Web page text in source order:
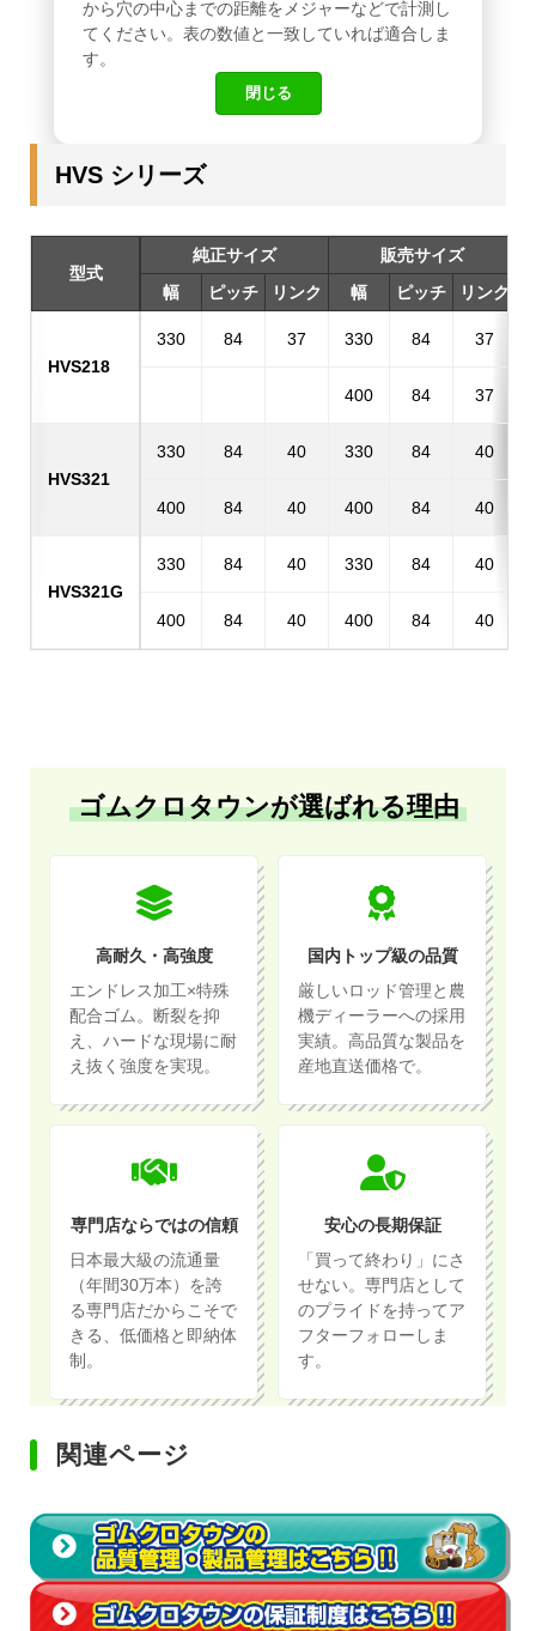
から穴の中心までの距離をメジャーなどで計測し
てください。表の数値と一致していれば適合しま
す。
閉じる
HVS シリーズ
型式
純正サイズ
販売サイズ
幅
ピッチ リンク 幅 ピッチ リンク
HVS218
330 84 37 330 84 37
400 84 37
HVS321
330 84 40 330 84 40
400 84 40 400 84 40
HVS321G
330 84 40 330 84 40
400 84 40 400 84 40
ゴムクロタウンが選ばれる理由
高耐久・高強度
エンドレス加工×特殊
配合ゴム。断裂を抑
え、ハードな現場に耐
え抜く強度を実現。
国内トップ級の品質
厳しいロッド管理と農
機ディーラーへの採用
実績。高品質な製品を
産地直送価格で。
専門店ならではの信頼
日本最大級の流通量
（年間30万本）を誇
る専門店だからこそで
きる、低価格と即納体
制。
安心の長期保証
「買って終わり」にさ
せない。専門店として
のプライドを持ってア
フターフォローしま
す。
関連ページ